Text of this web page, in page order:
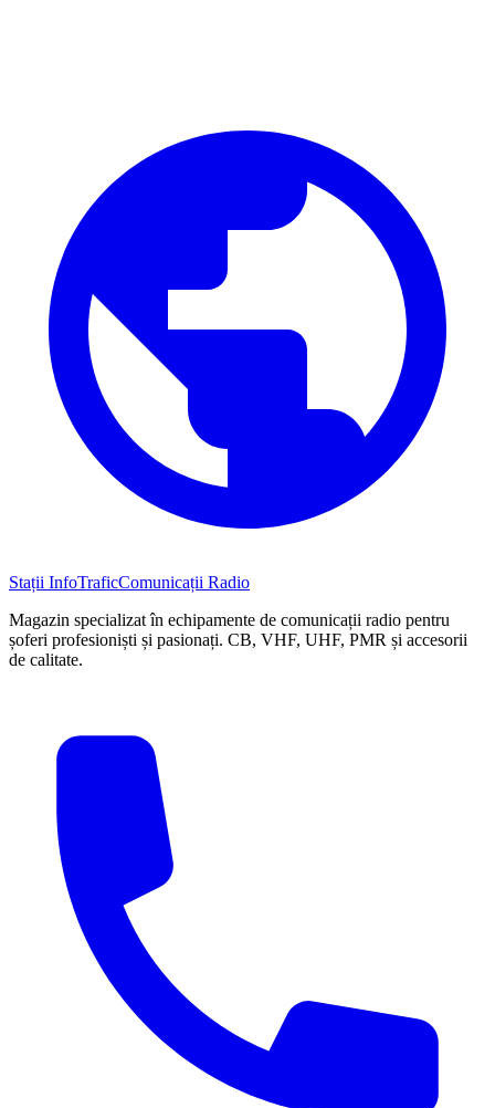
Stații InfoTraficComunicații Radio
Magazin specializat în echipamente de comunicații radio pentru
șoferi profesioniști și pasionați. CB, VHF, UHF, PMR și accesorii
de calitate.